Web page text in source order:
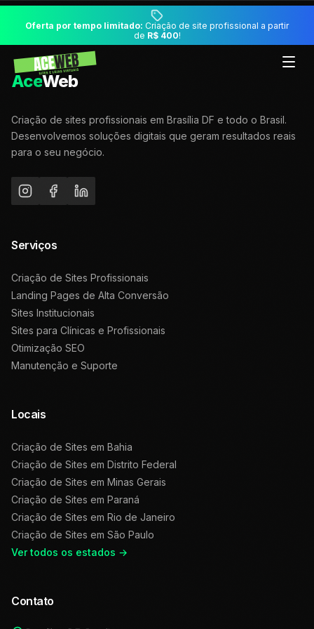
Oferta por tempo limitado: Criação de site profissional a partir
de R$ 400!
AceWeb
Criação de sites profissionais em Brasília DF e todo o Brasil.
Desenvolvemos soluções digitais que geram resultados reais
para o seu negócio.
Serviços
Criação de Sites Profissionais
Landing Pages de Alta Conversão
Sites Institucionais
Sites para Clínicas e Profissionais
Otimização SEO
Manutenção e Suporte
Locais
Criação de Sites em Bahia
Criação de Sites em Distrito Federal
Criação de Sites em Minas Gerais
Criação de Sites em Paraná
Criação de Sites em Rio de Janeiro
Criação de Sites em São Paulo
Ver todos os estados →
Contato